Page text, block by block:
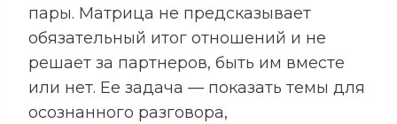
пары. Матрица не предсказывает
обязательный итог отношений и не
решает за партнеров, быть им вместе
или нет. Ее задача — показать темы для
осознанного разговора,